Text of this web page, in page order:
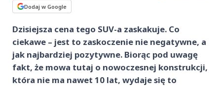
Dodaj w Google
Dzisiejsza cena tego SUV-a zaskakuje. Co
ciekawe – jest to zaskoczenie nie negatywne, a
jak najbardziej pozytywne. Biorąc pod uwagę
fakt, że mowa tutaj o nowoczesnej konstrukcji,
która nie ma nawet 10 lat, wydaje się to